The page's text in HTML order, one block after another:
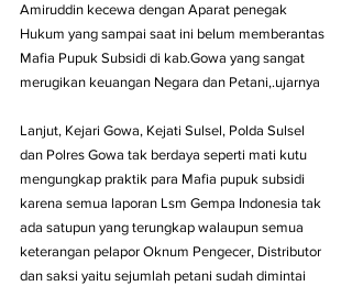
Amiruddin kecewa dengan Aparat penegak
Hukum yang sampai saat ini belum memberantas
Mafia Pupuk Subsidi di kab.Gowa yang sangat
merugikan keuangan Negara dan Petani,.ujarnya
Lanjut, Kejari Gowa, Kejati Sulsel, Polda Sulsel
dan Polres Gowa tak berdaya seperti mati kutu
mengungkap praktik para Mafia pupuk subsidi
karena semua laporan Lsm Gempa Indonesia tak
ada satupun yang terungkap walaupun semua
keterangan pelapor Oknum Pengecer, Distributor
dan saksi yaitu sejumlah petani sudah dimintai